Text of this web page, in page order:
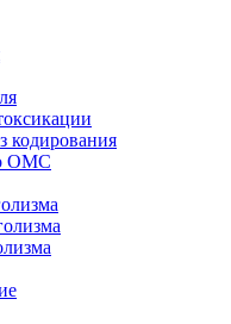
кодирования
ОМС